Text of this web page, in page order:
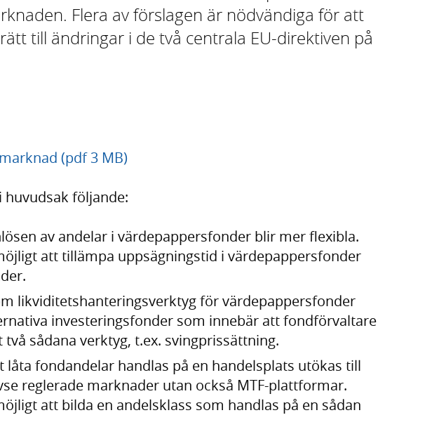
Flera av förslagen är nödvändiga för att
till ändringar i de två centrala EU-direktiven på
(pdf 3 MB)
huvudsak följande:
av andelar i värdepappersfonder blir mer flexibla.
att tillämpa uppsägningstid i värdepappersfonder
likviditetshanteringsverktyg för värdepappersfonder
investeringsfonder som innebär att fondförvaltare
två sådana verktyg, t.ex. svingprissättning.
låta fondandelar handlas på en handelsplats utökas till
reglerade marknader utan också MTF-plattformar.
att bilda en andelsklass som handlas på en sådan